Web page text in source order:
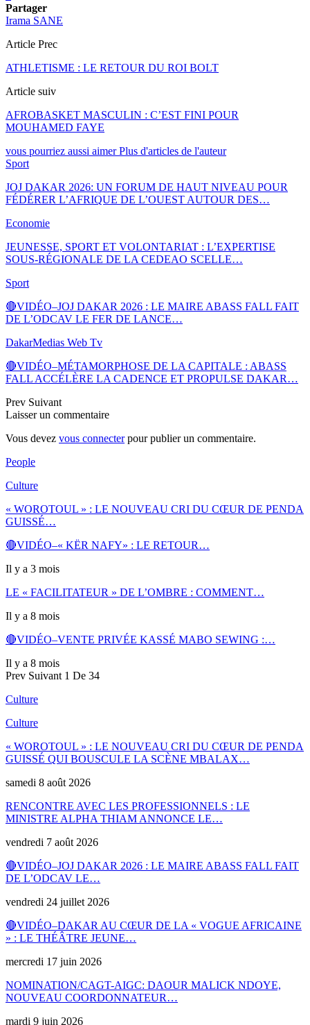
Partager
Irama SANE
Article Prec
ATHLETISME : LE RETOUR DU ROI BOLT
Article suiv
AFROBASKET MASCULIN : C’EST FINI POUR
MOUHAMED FAYE
vous pourriez aussi aimer Plus d'articles de l'auteur
Sport
JOJ DAKAR 2026: UN FORUM DE HAUT NIVEAU POUR
FÉDÉRER L’AFRIQUE DE L’OUEST AUTOUR DES…
Economie
JEUNESSE, SPORT ET VOLONTARIAT : L’EXPERTISE
SOUS-RÉGIONALE DE LA CEDEAO SCELLE…
Sport
🔴VIDÉO–JOJ DAKAR 2026 : LE MAIRE ABASS FALL FAIT
DE L’ODCAV LE FER DE LANCE…
DakarMedias Web Tv
🔴VIDÉO–MÉTAMORPHOSE DE LA CAPITALE : ABASS
FALL ACCÉLÈRE LA CADENCE ET PROPULSE DAKAR…
Prev Suivant
Laisser un commentaire
Vous devez vous connecterpour publier un commentaire.
People
Culture
« WOROTOUL » : LE NOUVEAU CRI DU CŒUR DE PENDA
GUISSÉ…
🔴VIDÉO–« KËR NAFY» : LE RETOUR…
Il y a 3 mois
LE « FACILITATEUR » DE L’OMBRE : COMMENT…
Il y a 8 mois
🔴VIDÉO–VENTE PRIVÉE KASSÉ MABO SEWING :…
Il y a 8 mois
Prev Suivant 1 De 34
Culture
Culture
« WOROTOUL » : LE NOUVEAU CRI DU CŒUR DE PENDA
GUISSÉ QUI BOUSCULE LA SCÈNE MBALAX…
samedi 8 août 2026
RENCONTRE AVEC LES PROFESSIONNELS : LE
MINISTRE ALPHA THIAM ANNONCE LE…
vendredi 7 août 2026
🔴VIDÉO–JOJ DAKAR 2026 : LE MAIRE ABASS FALL FAIT
DE L’ODCAV LE…
vendredi 24 juillet 2026
🔴VIDÉO–DAKAR AU CŒUR DE LA « VOGUE AFRICAINE
» : LE THÉÂTRE JEUNE…
mercredi 17 juin 2026
NOMINATION/CAGT-AIGC: DAOUR MALICK NDOYE,
NOUVEAU COORDONNATEUR…
mardi 9 juin 2026